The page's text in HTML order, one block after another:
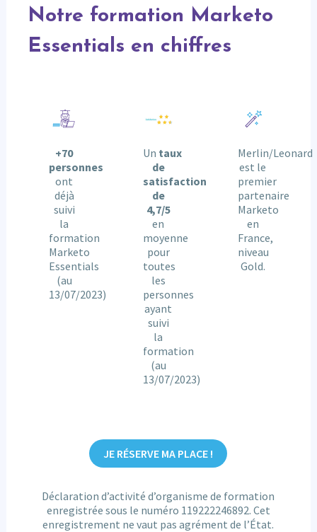
Notre formation Marketo
Essentials en chiffres
+70
personnes
ont
déjà
suivi
la
formation
Marketo
Essentials
(au
13/07/2023)
Un taux
de
satisfaction
de
4,7/5
en
moyenne
pour
toutes
les
personnes
ayant
suivi
la
formation
(au
13/07/2023)
Merlin/Leonard
est le
premier
partenaire
Marketo
en
France,
niveau
Gold.
JE RÉSERVE MA PLACE !
Déclaration d’activité d’organisme de formation
enregistrée sous le numéro 119222246892. Cet
enregistrement ne vaut pas agrément de l’État.